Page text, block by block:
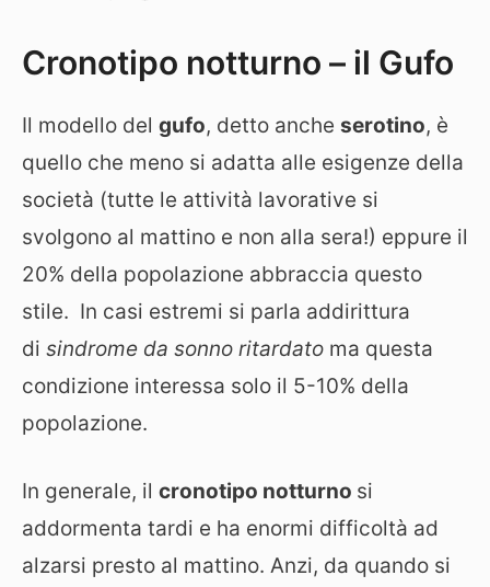
Cronotipo notturno – il Gufo
Il modello del gufo, detto anche serotino, è
quello che meno si adatta alle esigenze della
società (tutte le attività lavorative si
svolgono al mattino e non alla sera!) eppure il
20% della popolazione abbraccia questo
stile. In casi estremi si parla addirittura
di sindrome da sonno ritardato ma questa
condizione interessa solo il 5-10% della
popolazione.
In generale, il cronotipo notturno si
addormenta tardi e ha enormi difficoltà ad
alzarsi presto al mattino. Anzi, da quando si